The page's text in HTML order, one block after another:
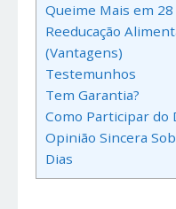
Queime Mais em
Reeducação
(Vantagens)
Testemunhos
Tem Garantia?
Como Participar do
Opinião Sincera
Dias